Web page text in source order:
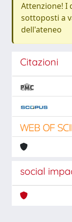
Attenzione! I
sottoposti a
dell'ateneo
Citazioni
social